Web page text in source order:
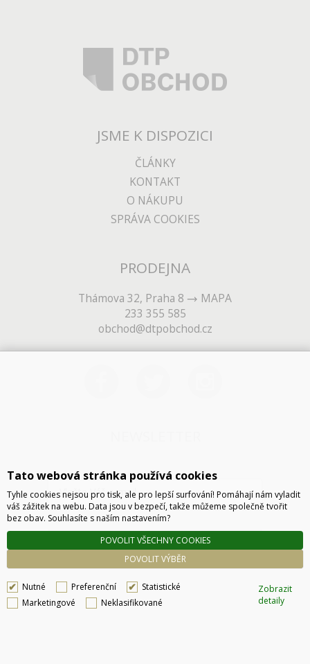
JSME K DISPOZICI
ČLÁNKY
KONTAKT
O NÁKUPU
SPRÁVA COOKIES
PRODEJNA
Thámova 32, Praha 8
MAPA
233 355 585
obchod@dtpobchod.cz
ODESLAT
Tato webová stránka používá cookies
Tyhle cookies nejsou pro tisk, ale pro lepší surfování! Pomáhají nám vyladit
váš zážitek na webu. Data jsou v bezpečí, takže můžeme společně tvořit
bez obav. Souhlasíte s naším nastavením?
POVOLIT VÝBĚR
POVOLIT VŠECHNY COOKIES
Nutné Preferenční
Statistické
Marketingové
Neklasifikované
Zobrazit
detaily